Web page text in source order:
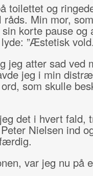
toilettet og
Min mor,
korte pause og
”Æstetisk
jeg atter sad ved
jeg i min
som skulle
det i hvert fald,
Nielsen ind
var jeg nu på